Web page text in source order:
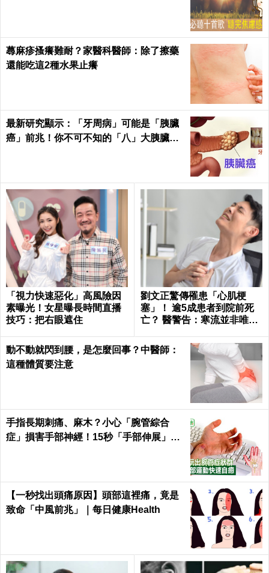
蕁麻疹搔癢難耐？家醫科醫師：除了擦藥
還能吃這2種水果止癢
最新研究顯示：「牙周病」可能是「胰臟
癌」前兆！你不可不知的「八」大胰臟癌
「視力快速惡化」高風險因
素曝光！女星曝長時間直播
技巧：把右眼遮住
劉文正驚傳罹患「心肌梗
塞」！ 逾5成患者到院前死
亡？ 醫警告：寒流並非唯一
動不動就閃到腰，是怎麼回事？中醫師：
這種體質要注意
手指長期刺痛、麻木？小心「腕管綜合
症」損害手部神經！15秒「手部伸展」這
【一秒找出頭痛原因】頭部這裡痛，竟是
致命「中風前兆」｜每日健康Health